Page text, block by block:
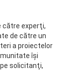
către experţi,
de către un
a proiectelor
îşi
solicitanţi,